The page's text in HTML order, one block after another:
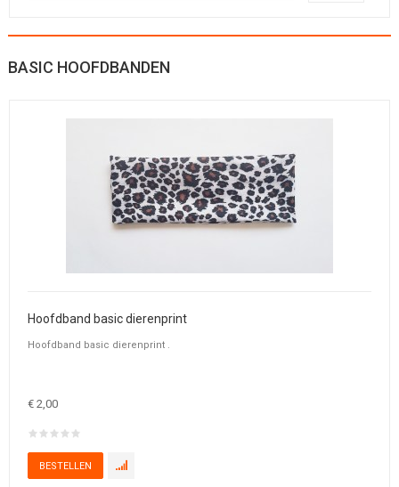
BASIC HOOFDBANDEN
Hoofdband basic dierenprint
Hoofdband basic dierenprint .
€ 2,00